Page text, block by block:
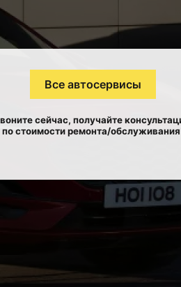
Все автосервисы
сейчас, получайте
по стоимости ремонта/